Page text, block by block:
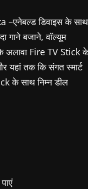
–एनेबल्ड डिवाइस के
बजाने, वॉल्यूम
अलावा Fire TV Stick
तक ​​कि संगत स्मार्ट
के साथ निम्न डील